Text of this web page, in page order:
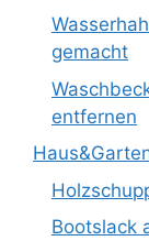
gemacht
entfernen
Bootslack